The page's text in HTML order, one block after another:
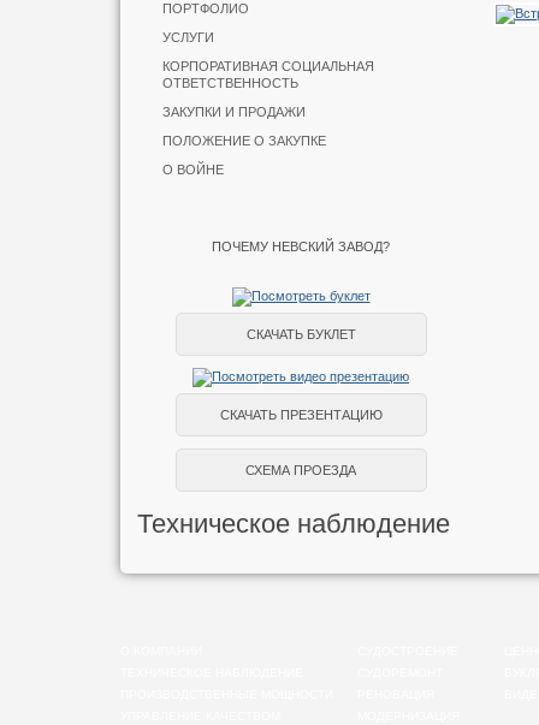
ПОРТФОЛИО
УСЛУГИ
КОРПОРАТИВНАЯ СОЦИАЛЬНАЯ
ОТВЕТСТВЕННОСТЬ
ЗАКУПКИ И ПРОДАЖИ
ПОЛОЖЕНИЕ О ЗАКУПКЕ
О ВОЙНЕ
ПОЧЕМУ НЕВСКИЙ ЗАВОД?
СКАЧАТЬ БУКЛЕТ
СКАЧАТЬ ПРЕЗЕНТАЦИЮ
СХЕМА ПРОЕЗДА
Техническое наблюдение